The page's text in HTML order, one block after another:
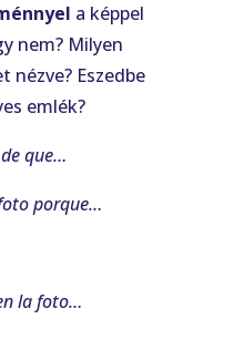
a képpel
nem? Milyen
nézve? Eszedbe
emlék?
que…
porque…
la foto…